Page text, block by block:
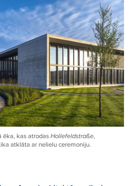
ēka, kas atrodasHollefeldstraße,
atklāta ar nelielu ceremoniju.